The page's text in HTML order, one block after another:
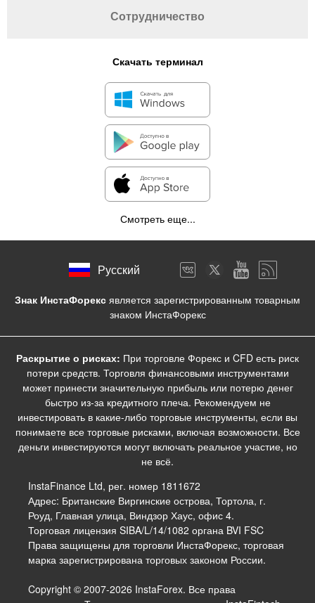
Сотрудничество
Скачать терминал
Смотреть еще...
Русский
Знак ИнстаФорекс является зарегистрированным товарным
знаком ИнстаФорекс
Раскрытие о рисках: При торговле Форекс и CFD есть риск
потери средств. Торговля финансовыми инструментами
может принести значительную прибыль или потерю денег
быстро из-за кредитного плеча. Рекомендуем не
инвестировать в какие-либо торговые инструменты, если вы
понимаете все торговые рисками, включая возможности. Все
деньги инвестируются могут включать реальное участие, но
не всё.
InstaFinance Ltd, рег. номер 1811672
Адрес: Британские Виргинские острова, Тортола, г.
Роуд, Главная улица, Виндзор Хаус, офис 4.
Торговая лицензия SIBA/L/14/1082 органа BVI FSC
Права защищены для торговли ИнстаФорекс, торговая
марка зарегистрирована торговых законом России.
Copyright © 2007-2026 InstaForex. Все права